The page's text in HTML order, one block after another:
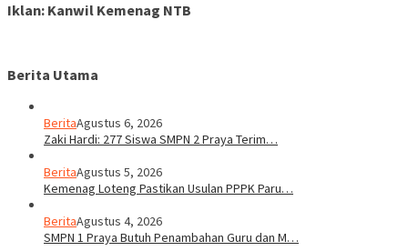
Iklan: Kanwil Kemenag NTB
Berita Utama
BeritaAgustus 6, 2026
Zaki Hardi: 277 Siswa SMPN 2 Praya Terim…
BeritaAgustus 5, 2026
Kemenag Loteng Pastikan Usulan PPPK Paru…
BeritaAgustus 4, 2026
SMPN 1 Praya Butuh Penambahan Guru dan M…